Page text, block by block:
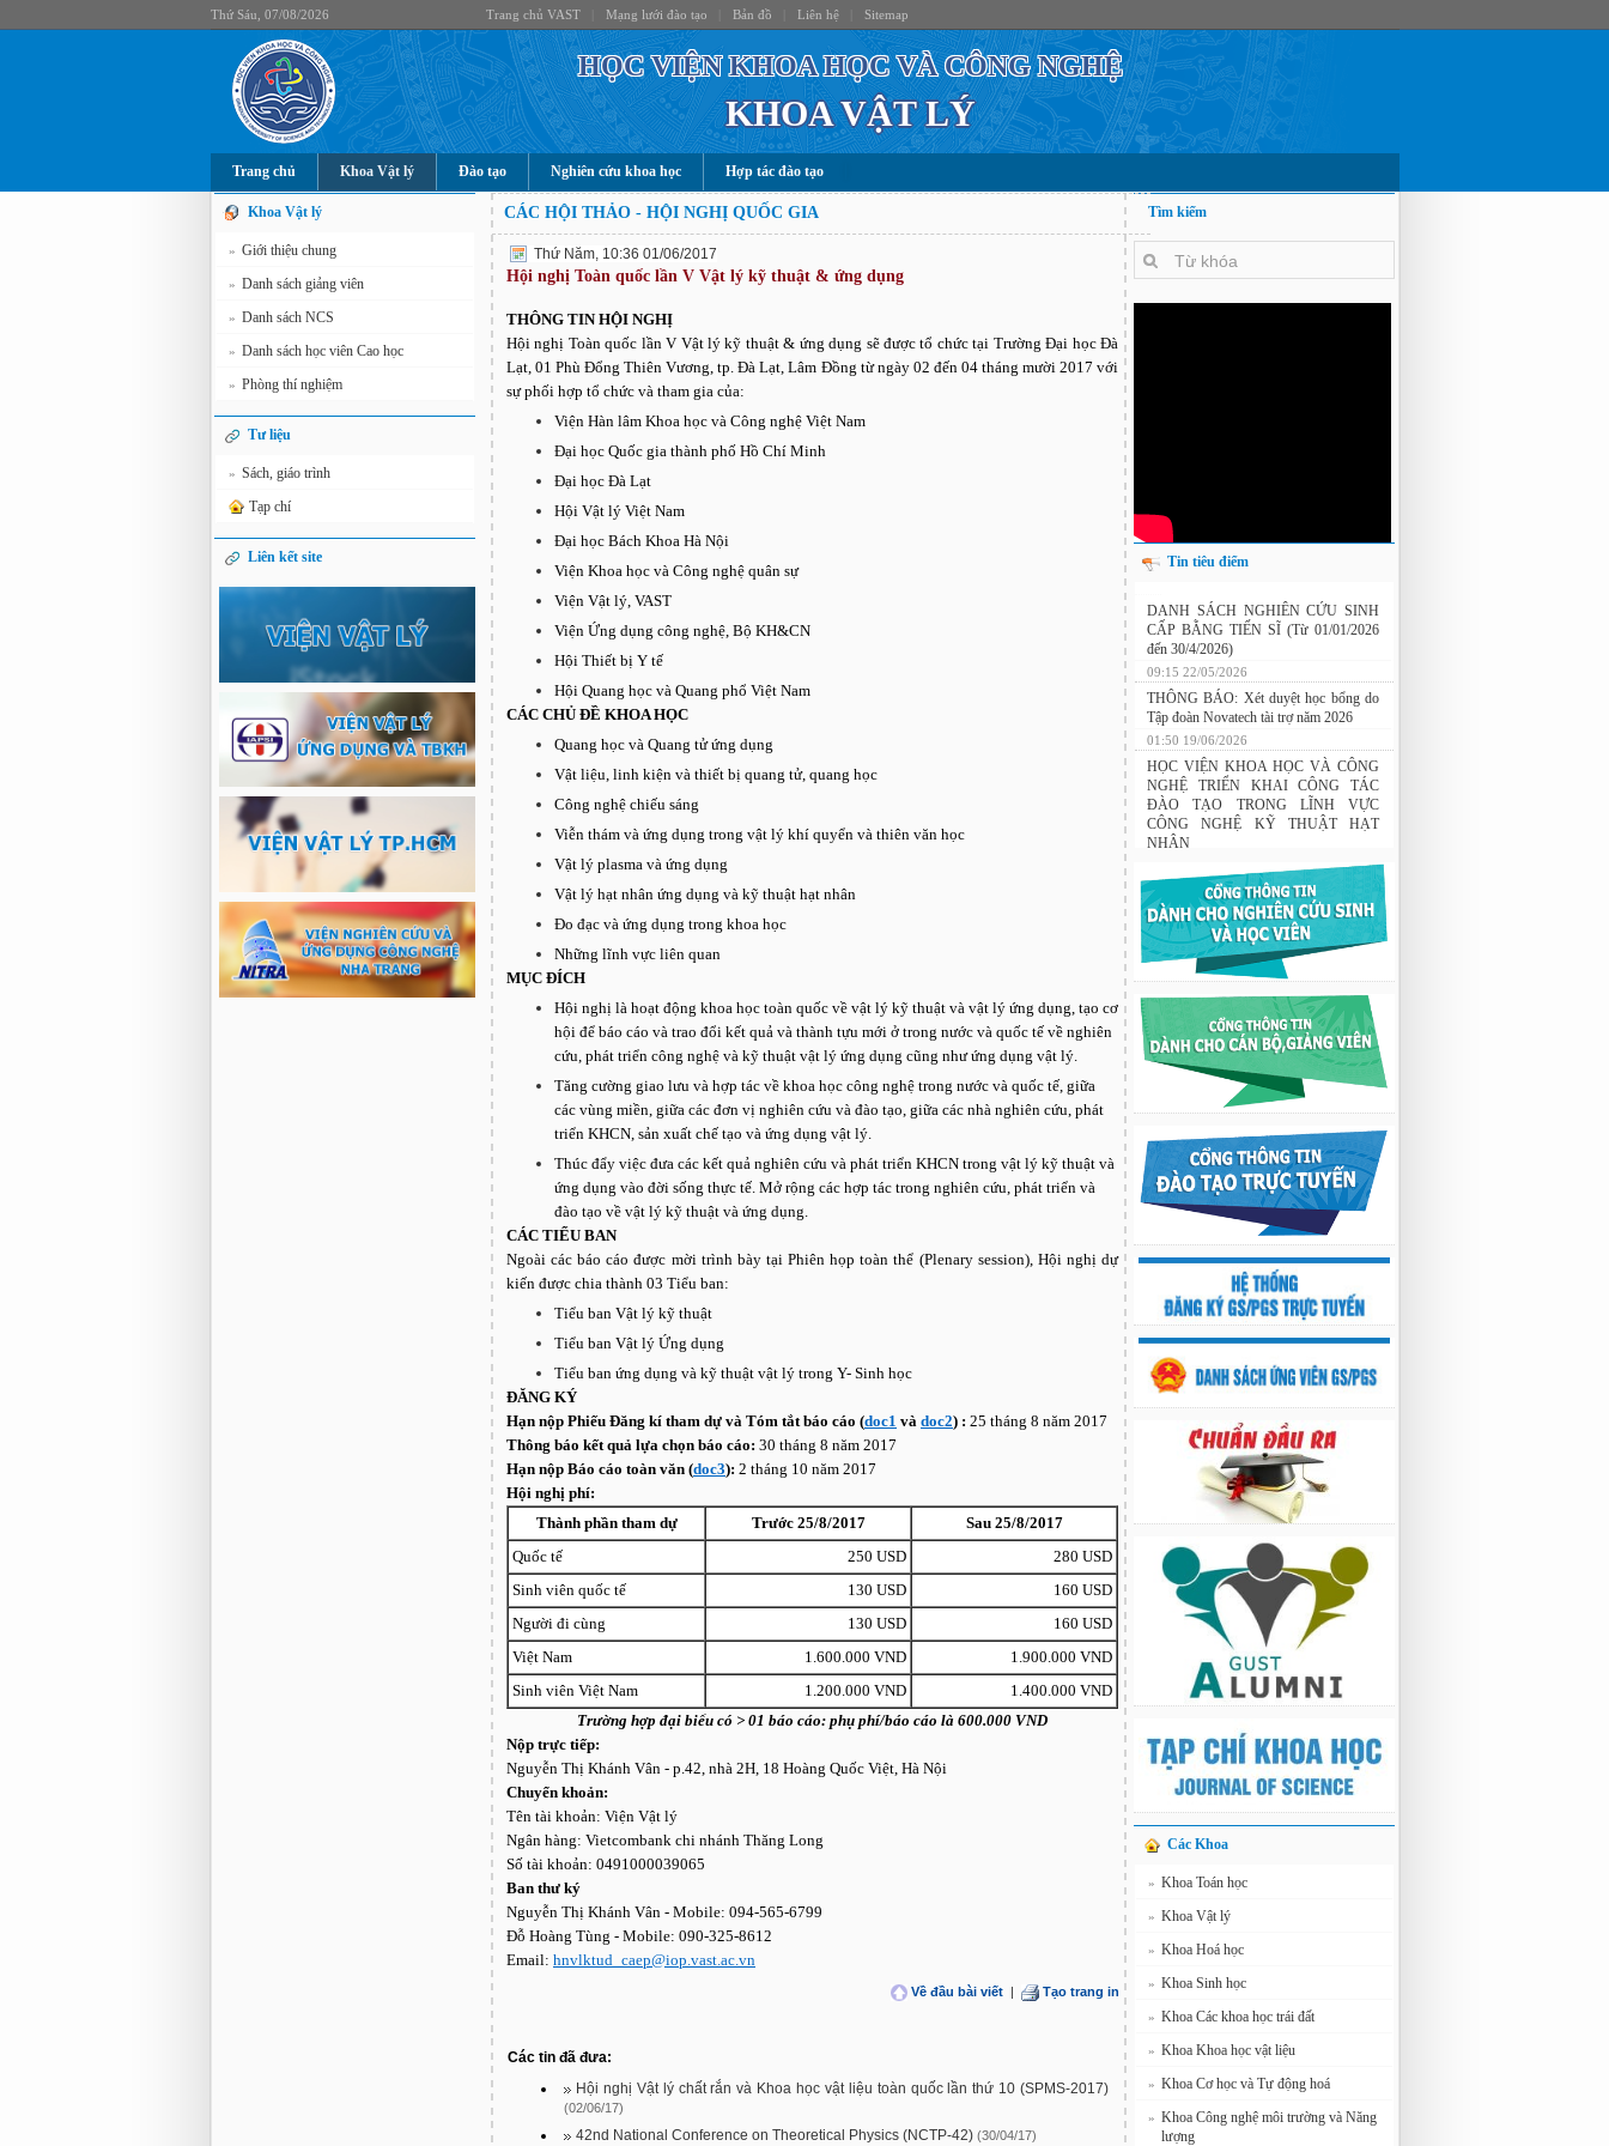
Thứ Sáu, 07/08/2026 Trang chủ VAST| Mạng lưới đào tạo Bản đồ Liên hệ| Sitemap
HỌC VIỆN KHOA HỌC VÀ CÔNG NGHỆ
KHOA VẬT LÝ
Trang chủ Khoa Vật lý Đào tạo Nghiên cứu khoa học Hợp tác đào tạo
Khoa Vật lý
» Giới thiệu chung
» Danh sách giảng viên
» Danh sách NCS
» Danh sách học viên Cao học
» Phòng thí nghiệm
Tư liệu
» Sách, giáo trình
Tạp chí
Liên kết site
CÁC HỘI THẢO - HỘI NGHỊ QUỐC GIA
Thứ Năm, 10:36 01/06/2017
Hội nghị Toàn quốc lần V Vật lý kỹ thuật & ứng dụng
THÔNG TIN HỘI NGHỊ
Hội nghị Toàn quốc lần V Vật lý kỹ thuật & ứng dụng sẽ được tổ chức tại Trường Đại học Đà
Lạt, 01 Phù Đổng Thiên Vương, tp. Đà Lạt, Lâm Đồng từ ngày 02 đến 04 tháng mười 2017 với
sự phối hợp tổ chức và tham gia của:
Viện Hàn lâm Khoa học và Công nghệ Việt Nam
Đại học Quốc gia thành phố Hồ Chí Minh
Đại học Đà Lạt
Hội Vật lý Việt Nam
Đại học Bách Khoa Hà Nội
Viện Khoa học và Công nghệ quân sự
Viện Vật lý, VAST
Viện Ứng dụng công nghệ, Bộ KH&CN
Hội Thiết bị Y tế
Hội Quang học và Quang phổ Việt Nam
CÁC CHỦ ĐỀ KHOA HỌC
Quang học và Quang tử ứng dụng
Vật liệu, linh kiện và thiết bị quang tử, quang học
Công nghệ chiếu sáng
Viễn thám và ứng dụng trong vật lý khí quyển và thiên văn học
Vật lý plasma và ứng dụng
Vật lý hạt nhân ứng dụng và kỹ thuật hạt nhân
Đo đạc và ứng dụng trong khoa học
Những lĩnh vực liên quan
MỤC ĐÍCH
Hội nghị là hoạt động khoa học toàn quốc về vật lý kỹ thuật và vật lý ứng dụng, tạo cơ
hội để báo cáo và trao đổi kết quả và thành tựu mới ở trong nước và quốc tế về nghiên
cứu, phát triển công nghệ và kỹ thuật vật lý ứng dụng cũng như ứng dụng vật lý.
Tăng cường giao lưu và hợp tác về khoa học công nghệ trong nước và quốc tế, giữa
các vùng miền, giữa các đơn vị nghiên cứu và đào tạo, giữa các nhà nghiên cứu, phát
triển KHCN, sản xuất chế tạo và ứng dụng vật lý.
Thúc đẩy việc đưa các kết quả nghiên cứu và phát triển KHCN trong vật lý kỹ thuật và
ứng dụng vào đời sống thực tế. Mở rộng các hợp tác trong nghiên cứu, phát triển và
đào tạo về vật lý kỹ thuật và ứng dụng.
CÁC TIỂU BAN
Ngoài các báo cáo được mời trình bày tại Phiên họp toàn thể (Plenary session), Hội nghị dự
kiến được chia thành 03 Tiểu ban:
Tiểu ban Vật lý kỹ thuật
Tiểu ban Vật lý Ứng dụng
Tiểu ban ứng dụng và kỹ thuật vật lý trong Y- Sinh học
ĐĂNG KÝ
Hạn nộp Phiếu Đăng kí tham dự và Tóm tắt báo cáo (doc1 và doc2) : 25 tháng 8 năm 2017
Thông báo kết quả lựa chọn báo cáo: 30 tháng 8 năm 2017
Hạn nộp Báo cáo toàn văn (doc3): 2 tháng 10 năm 2017
Hội nghị phí:
Thành phần tham dự
Trước 25/8/2017
Sau 25/8/2017
Quốc tế
250 USD
280 USD
Sinh viên quốc tế
130 USD
160 USD
Người đi cùng
130 USD
160 USD
Việt Nam
1.600.000 VND
1.900.000 VND
Sinh viên Việt Nam
1.200.000 VND
1.400.000 VND
Trường hợp đại biểu có > 01 báo cáo: phụ phí/báo cáo là 600.000 VND
Nộp trực tiếp:
Nguyễn Thị Khánh Vân - p.42, nhà 2H, 18 Hoàng Quốc Việt, Hà Nội
Chuyển khoản:
Tên tài khoản: Viện Vật lý
Ngân hàng: Vietcombank chi nhánh Thăng Long
Số tài khoản: 0491000039065
Ban thư ký
Nguyễn Thị Khánh Vân - Mobile: 094-565-6799
Đỗ Hoàng Tùng - Mobile: 090-325-8612
Email: hnvlktud_caep@iop.vast.ac.vn
Về đầu bài viết | Tạo trang in
Các tin đã đưa:
Hội nghị Vật lý chất rắn và Khoa học vật liệu toàn quốc lần thứ 10 (SPMS-2017)
(02/06/17)
42nd National Conference on Theoretical Physics (NCTP-42) (30/04/17)
Tìm kiếm
Tin tiêu điểm
Nghiên cứu chế tạo hệ thống xác định
hướng vật thể độ chính xác cao dựa trên
từ kế và vật liệu biến hóa
DANH SÁCH NGHIÊN CỨU SINH
CẤP BẰNG TIẾN SĨ (Từ 01/01/2026
đến 30/4/2026)
09:15 22/05/2026
THÔNG BÁO: Xét duyệt học bổng do
Tập đoàn Novatech tài trợ năm 2026
01:50 19/06/2026
HỌC VIỆN KHOA HỌC VÀ CÔNG
NGHỆ TRIỂN KHAI CÔNG TÁC
ĐÀO TẠO TRONG LĨNH VỰC
CÔNG NGHỆ KỸ THUẬT HẠT
03:41 08/07/2026
GIAO LƯU TRAO ĐỔI HỌC THUẬT
GIỮA HỌC VIỆN KHOA HỌC VÀ
CÔNG NGHỆ VỚI TRƯỜNG ĐẠI
HỌC OSAKA, TRƯỜNG TRUNG
HỌC HYOGO (NHẬT BẢN) VÀ
TRƯỜNG TRUNG HỌC PHỔ
THÔNG CHUYÊN KHOA HỌC TỰ
NHIÊN
02:22 23/07/2026
Nghiên cứu chế tạo hệ thống xác định
từ kế và vật liệu biến hóa
9:33 sáng thứ hai, 03/08/2026
Các Khoa
» Khoa Toán học
» Khoa Vật lý
» Khoa Hoá học
» Khoa Sinh học
» Khoa Các khoa học trái đất
» Khoa Khoa học vật liệu
» Khoa Cơ học và Tự động hoá
» Khoa Công nghệ môi trường và Năng
lượng